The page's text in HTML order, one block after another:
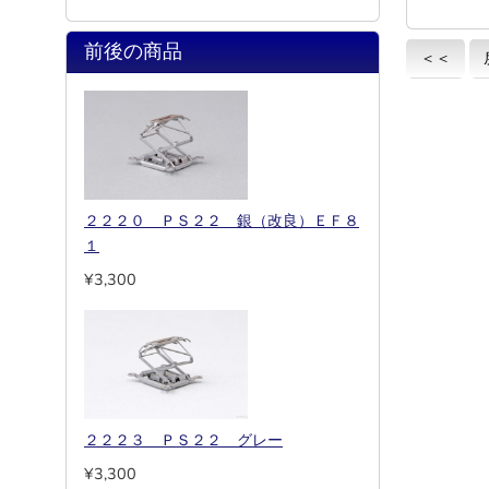
＜＜
前後の商品
２２２０ ＰＳ２２ 銀（改良）ＥＦ８
１
¥3,300
２２２３ ＰＳ２２ グレー
¥3,300